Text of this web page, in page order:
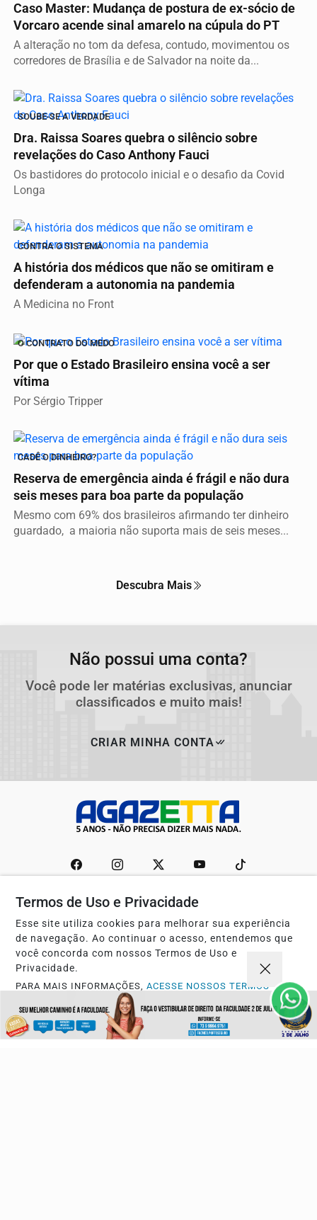
Caso Master: Mudança de postura de ex-sócio de
Vorcaro acende sinal amarelo na cúpula do PT
A alteração no tom da defesa, contudo, movimentou os
corredores de Brasília e de Salvador na noite da...
SOUBE-SE A VERDADE
Dra. Raissa Soares quebra o silêncio sobre
revelações do Caso Anthony Fauci
Os bastidores do protocolo inicial e o desafio da Covid
Longa
CONTRA O SISTEMA
A história dos médicos que não se omitiram e
defenderam a autonomia na pandemia
A Medicina no Front
O CONTRATO DO MEDO
Por que o Estado Brasileiro ensina você a ser
vítima
Por Sérgio Tripper
CADÊ O DINHEIRO?
Reserva de emergência ainda é frágil e não dura
seis meses para boa parte da população
Mesmo com 69% dos brasileiros afirmando ter dinheiro
guardado, a maioria não suporta mais de seis meses...
Descubra Mais
Não possui uma conta?
Você pode ler matérias exclusivas, anunciar
classificados e muito mais!
CRIAR MINHA CONTA
Navegue
Início
Opinião
Mundo
Ciência & Tecnologia
Educação
Política
Economia
Agro
Justiça
Termos de Uso e Privacidade
Esse site utiliza cookies para melhorar sua experiência
de navegação. Ao continuar o acesso, entendemos que
você concorda com nossos Termos de Uso e
Privacidade.
PARA MAIS INFORMAÇÕES,ACESSE NOSSOS TERMOS
PROSSEGUIR